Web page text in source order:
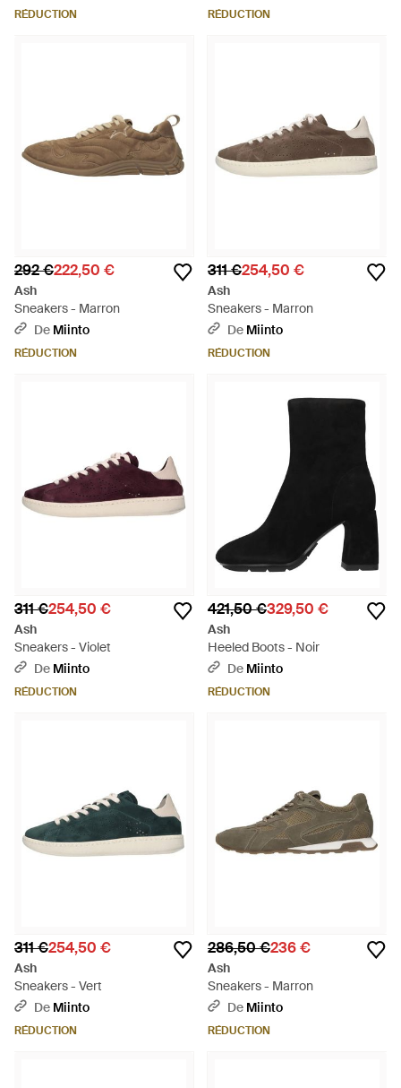
RÉDUCTION RÉDUCTION
292 €222,50 €
Ash
Sneakers - Marron
De Miinto
RÉDUCTION
311 €254,50 €
Ash
Sneakers - Marron
De Miinto
RÉDUCTION
311 €254,50 €
Ash
Sneakers - Violet
De Miinto
RÉDUCTION
421,50 €329,50 €
Ash
Heeled Boots - Noir
De Miinto
RÉDUCTION
311 €254,50 €
Ash
Sneakers - Vert
De Miinto
RÉDUCTION
286,50 €236 €
Ash
Sneakers - Marron
De Miinto
RÉDUCTION